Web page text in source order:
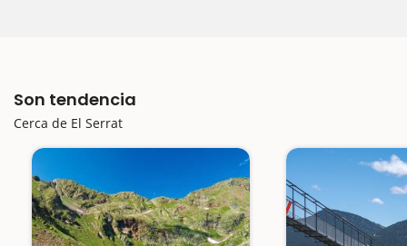
Son tendencia
Cerca de El Serrat